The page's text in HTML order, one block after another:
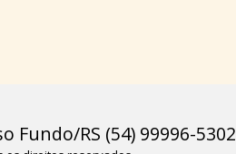
Fundo/RS (54) 99996-5302